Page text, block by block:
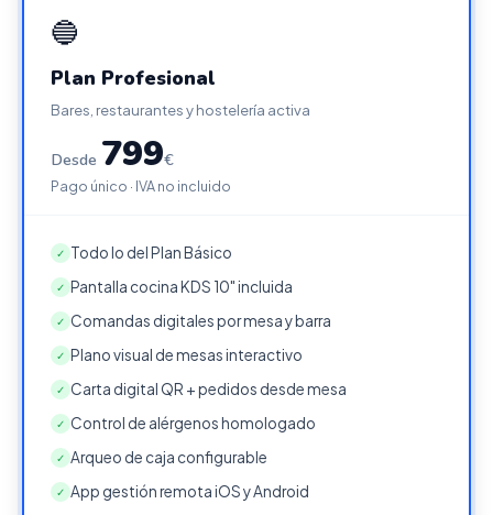
🔵
Plan Profesional
Bares, restaurantes y hostelería activa
Desde 799€
Pago único · IVA no incluido
✓ Todo lo del Plan Básico
✓ Pantalla cocina KDS 10" incluida
✓ Comandas digitales por mesa y barra
✓ Plano visual de mesas interactivo
✓ Carta digital QR + pedidos desde mesa
✓ Control de alérgenos homologado
✓ Arqueo de caja configurable
✓ App gestión remota iOS y Android